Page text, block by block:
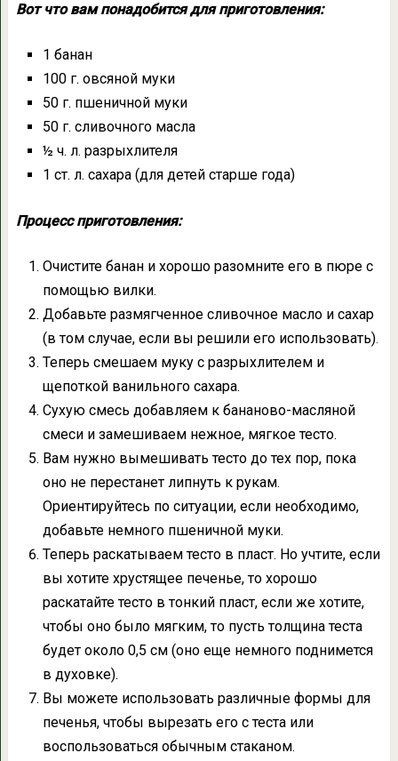
Вот что вам понадобится для приготовления:
1 банан
100 г. овсяной муки
50 г. пшеничной муки
50 г. сливочного масла
½ ч. л. разрыхлителя
1 ст. л. сахара (для детей старше года)
Процесс приготовления:
Очистите банан и хорошо разомните его в пюре с
помощью вилки.
Добавьте размягченное сливочное масло и сахар
(в том случае, если вы решили его использовать).
Теперь смешаем муку с разрыхлителем и
щепоткой ванильного сахара.
Сухую смесь добавляем к бананово-масляной
смеси и замешиваем нежное, мягкое тесто.
Вам нужно вымешивать тесто до тех пор, пока
оно не перестанет липнуть к рукам.
Ориентируйтесь по ситуации, если необходимо,
добавьте немного пшеничной муки.
Теперь раскатываем тесто в пласт. Но учтите, если
вы хотите хрустящее печенье, то хорошо
раскатайте тесто в тонкий пласт, если же хотите,
чтобы оно было мягким, то пусть толщина теста
будет около 0,5 см (оно еще немного поднимется
в духовке).
Вы можете использовать различные формы для
печенья, чтобы вырезать его с теста или
воспользоваться обычным стаканом.